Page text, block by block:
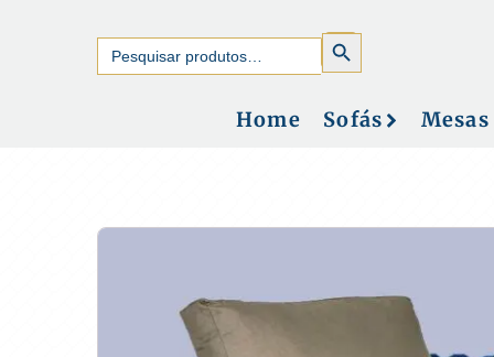
Search
for:
SEARCH
BUTTON
Home Sofás Mesas